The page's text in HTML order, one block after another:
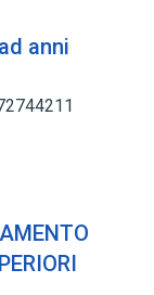
anni